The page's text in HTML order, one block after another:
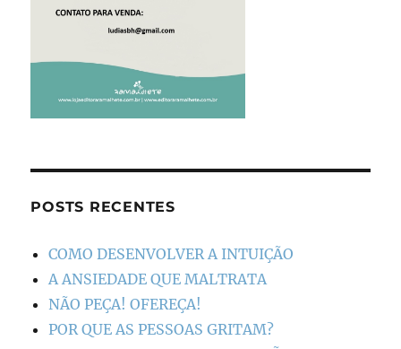
POSTS RECENTES
COMO DESENVOLVER A INTUIÇÃO
A ANSIEDADE QUE MALTRATA
NÃO PEÇA! OFEREÇA!
POR QUE AS PESSOAS GRITAM?